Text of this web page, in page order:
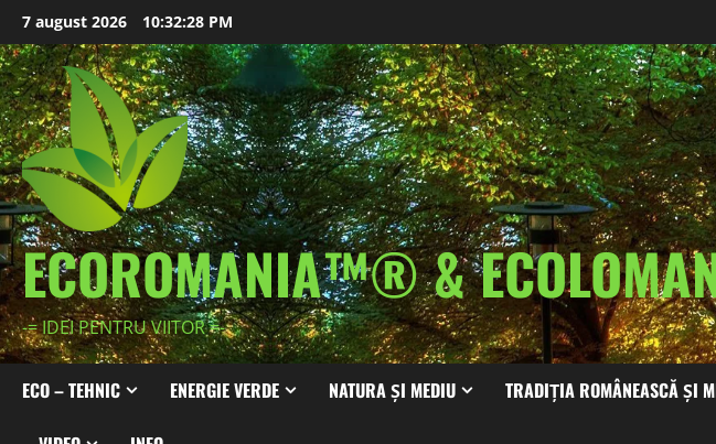
Skip
to
content
7 august 2026 10:32:29 PM
ECOROMANIA™® &
-= IDEI PENTRU VIITOR =-
ECO – TEHNIC ENERGIE VERDE NATURA ȘI MEDIU TRADIȚIA ROMÂNEASCĂ ȘI